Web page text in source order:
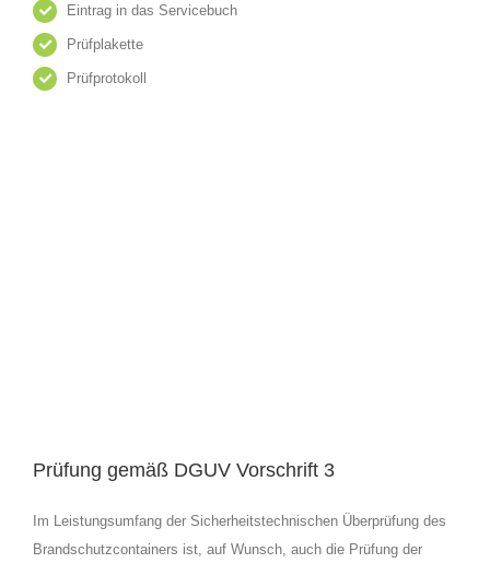
Eintrag in das Servicebuch
Prüfplakette
Prüfprotokoll
Prüfung gemäß DGUV Vorschrift 3
Im Leistungsumfang der Sicherheitstechnischen Überprüfung des
Brandschutzcontainers ist, auf Wunsch, auch die Prüfung der